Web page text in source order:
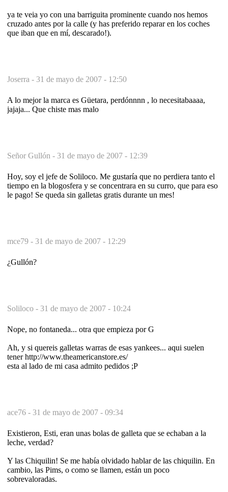
ya te veia yo con una barriguita prominente cuando nos hemos
cruzado antes por la calle (y has preferido reparar en los coches
que iban que en mí, descarado!).
Joserra - 31 de mayo de 2007 - 12:50
A lo mejor la marca es Güetara, perdónnnn , lo necesitabaaaa,
jajaja... Que chiste mas malo
Señor Gullón - 31 de mayo de 2007 - 12:39
Hoy, soy el jefe de Soliloco. Me gustaría que no perdiera tanto el
tiempo en la blogosfera y se concentrara en su curro, que para eso
le pago! Se queda sin galletas gratis durante un mes!
mce79 - 31 de mayo de 2007 - 12:29
¿Gullón?
Soliloco - 31 de mayo de 2007 - 10:24
Nope, no fontaneda... otra que empieza por G
Ah, y si quereis galletas warras de esas yankees... aqui suelen
tener http://www.theamericanstore.es/
esta al lado de mi casa admito pedidos ;P
ace76 - 31 de mayo de 2007 - 09:34
Existieron, Esti, eran unas bolas de galleta que se echaban a la
leche, verdad?
Y las Chiquilin! Se me había olvidado hablar de las chiquilin. En
cambio, las Pims, o como se llamen, están un poco
sobrevaloradas.